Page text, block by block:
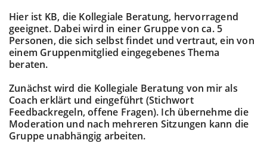
Hier ist KB, die Kollegiale Beratung, hervorragend
geeignet. Dabei wird in einer Gruppe von ca. 5
Personen, die sich selbst findet und vertraut, ein von
einem Gruppenmitglied eingegebenes Thema
beraten.
Zunächst wird die Kollegiale Beratung von mir als
Coach erklärt und eingeführt (Stichwort
Feedbackregeln, offene Fragen). Ich übernehme die
Moderation und nach mehreren Sitzungen kann die
Gruppe unabhängig arbeiten.